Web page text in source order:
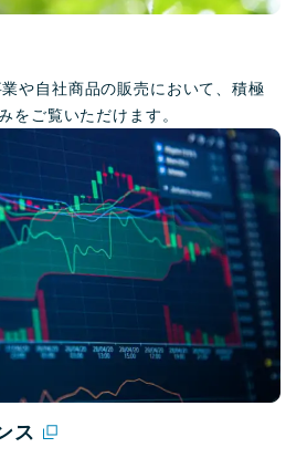
や自社商品の販売において、積極
をご覧いただけます。
ス